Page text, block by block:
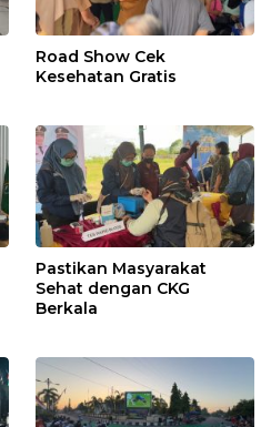
Road Show Cek
Kesehatan Gratis
Pastikan Masyarakat
Sehat dengan CKG
Berkala